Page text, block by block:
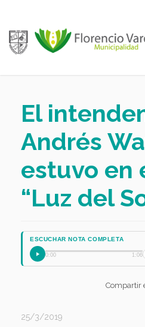
El
Andrés
estuvo en
“Luz del
ESCUCHAR NOTA COMPLETA
0:00 1:06
Compartir
25/3/2019